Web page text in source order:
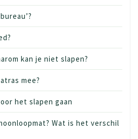
kan je niet slapen?
mee?
het slapen gaan
Wat is het verschil